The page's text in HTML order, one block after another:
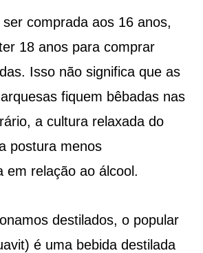
comprada aos 16 anos,
18 anos para comprar
Isso não significa que as
fiquem bêbadas nas
a cultura relaxada do
postura menos
em relação ao álcool.
destilados, o popular
é uma bebida destilada